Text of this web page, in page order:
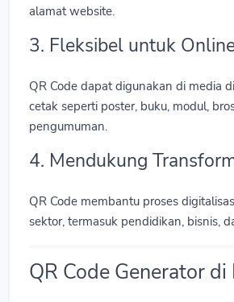
alamat website.
3. Fleksibel untuk
QR Code dapat digunakan di media
cetak seperti poster, buku, modul,
pengumuman.
4. Mendukung
QR Code membantu proses
sektor, termasuk pendidikan, bisnis,
QR Code Generator